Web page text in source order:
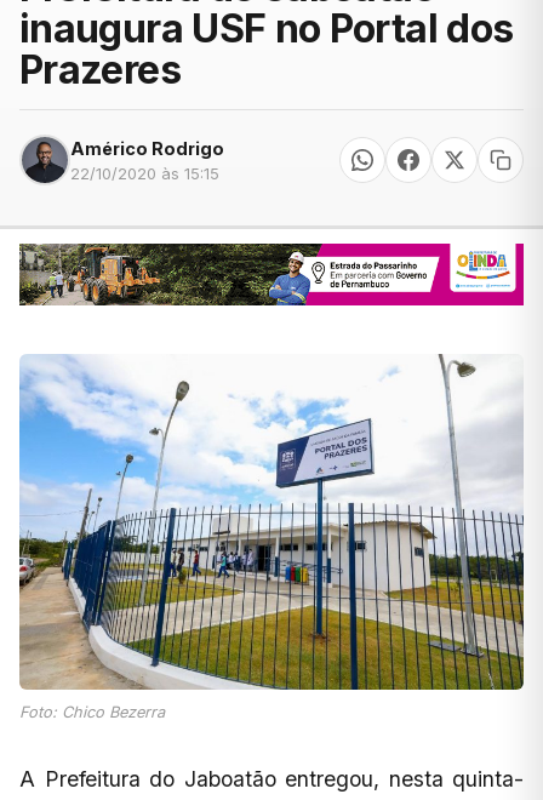
inaugura USF no Portal dos
Prazeres
Américo Rodrigo
22/10/2020 às 15:15
Foto: Chico Bezerra
A Prefeitura do Jaboatão entregou, nesta quinta-